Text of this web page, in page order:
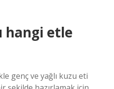
hangi etle
genç ve yağlı kuzu eti